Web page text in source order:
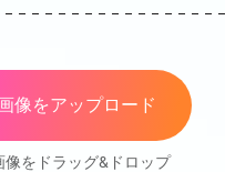
像をアップロード
像をドラッグ&ドロップ